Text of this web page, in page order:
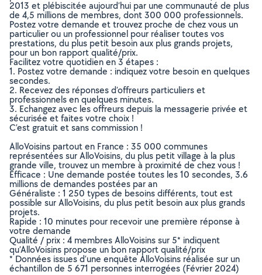
2013 et plébiscitée aujourd’hui par une communauté de plus
de 4,5 millions de membres, dont 300 000 professionnels.
Postez votre demande et trouvez proche de chez vous un
particulier ou un professionnel pour réaliser toutes vos
prestations, du plus petit besoin aux plus grands projets,
pour un bon rapport qualité/prix.
Facilitez votre quotidien en 3 étapes :
1. Postez votre demande : indiquez votre besoin en quelques
secondes.
2. Recevez des réponses d’offreurs particuliers et
professionnels en quelques minutes.
3. Echangez avec les offreurs depuis la messagerie privée et
sécurisée et faites votre choix !
C’est gratuit et sans commission !
AlloVoisins partout en France : 35 000 communes
représentées sur AlloVoisins, du plus petit village à la plus
grande ville, trouvez un membre à proximité de chez vous !
Efficace : Une demande postée toutes les 10 secondes, 3.6
millions de demandes postées par an
Généraliste : 1 250 types de besoins différents, tout est
possible sur AlloVoisins, du plus petit besoin aux plus grands
projets.
Rapide : 10 minutes pour recevoir une première réponse à
votre demande
Qualité / prix : 4 membres AlloVoisins sur 5* indiquent
qu’AlloVoisins propose un bon rapport qualité/prix
* Données issues d’une enquête AlloVoisins réalisée sur un
échantillon de 5 671 personnes interrogées (Février 2024)